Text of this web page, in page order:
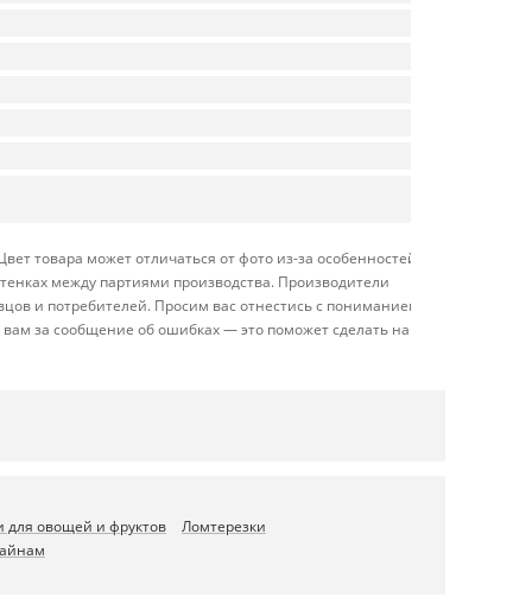
товара может отличаться от фото из-за особенностей
между партиями производства. Производители
и потребителей. Просим вас отнестись с пониманием
за сообщение об ошибках — это поможет сделать наш
для овощей и фруктов
Ломтерезки